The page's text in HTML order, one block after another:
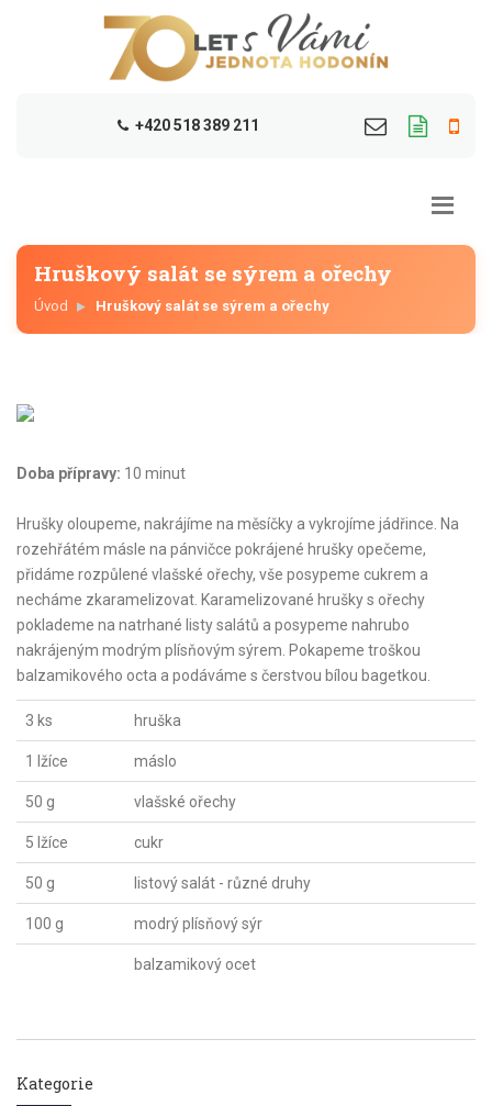
+420 518 389 211
Hruškový salát se sýrem a ořechy
Úvod Hruškový salát se sýrem a ořechy
Doba přípravy: 10 minut
Hrušky oloupeme, nakrájíme na měsíčky a vykrojíme jádřince. Na
rozehřátém másle na pánvičce pokrájené hrušky opečeme,
přidáme rozpůlené vlašské ořechy, vše posypeme cukrem a
necháme zkaramelizovat. Karamelizované hrušky s ořechy
poklademe na natrhané listy salátů a posypeme nahrubo
nakrájeným modrým plísňovým sýrem. Pokapeme troškou
balzamikového octa a podáváme s čerstvou bílou bagetkou.
3 ks hruška
1 lžíce máslo
50 g vlašské ořechy
5 lžíce cukr
50 g listový salát - různé druhy
100 g modrý plísňový sýr
balzamikový ocet
Kategorie